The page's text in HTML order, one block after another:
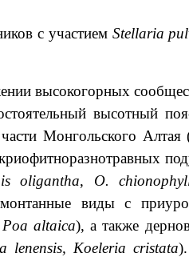
с участием Stellaria
высокогорных
высотный
части Монгольского
oligantha, O.
виды с
altaica), а также
lenensis, Koeleria cristata